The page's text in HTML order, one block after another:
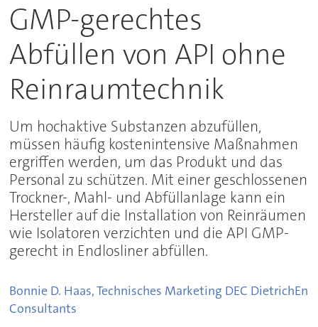
GMP-gerechtes
Abfüllen von API ohne
Reinraumtechnik
Um hochaktive Substanzen abzufüllen,
müssen häufig kostenintensive Maßnahmen
ergriffen werden, um das Produkt und das
Personal zu schützen. Mit einer geschlossenen
Trockner-, Mahl- und Abfüllanlage kann ein
Hersteller auf die Installation von Reinräumen
wie Isolatoren verzichten und die API GMP-
gerecht in Endlosliner abfüllen.
Bonnie D. Haas, Technisches Marketing DEC
Consultants